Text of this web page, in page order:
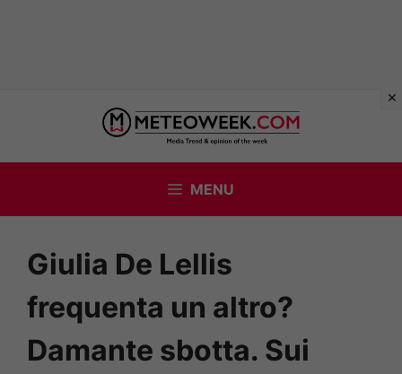
contenuto
MENU
Giulia De Lellis
frequenta un altro?
Damante sbotta. Sui